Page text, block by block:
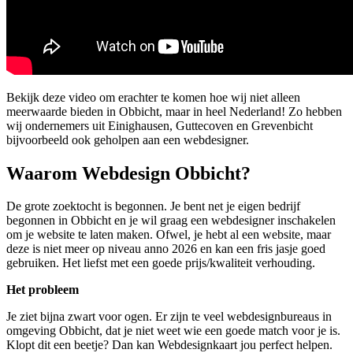
Bekijk deze video om erachter te komen hoe wij niet alleen
meerwaarde bieden in Obbicht, maar in heel Nederland! Zo hebben
wij ondernemers uit Einighausen, Guttecoven en Grevenbicht
bijvoorbeeld ook geholpen aan een webdesigner.
Waarom Webdesign Obbicht?
De grote zoektocht is begonnen. Je bent net je eigen bedrijf
begonnen in Obbicht en je wil graag een webdesigner inschakelen
om je website te laten maken. Ofwel, je hebt al een website, maar
deze is niet meer op niveau anno 2026 en kan een fris jasje goed
gebruiken. Het liefst met een goede prijs/kwaliteit verhouding.
Het probleem
Je ziet bijna zwart voor ogen. Er zijn te veel webdesignbureaus in
omgeving Obbicht, dat je niet weet wie een goede match voor je is.
Klopt dit een beetje? Dan kan Webdesignkaart jou perfect helpen.